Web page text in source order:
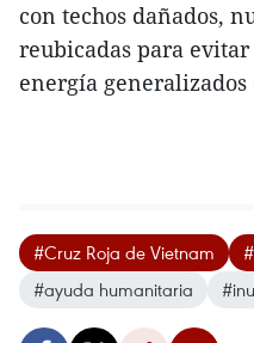
con techos dañados,
reubicadas para
energía generalizados
#Cruz Roja de Vietnam
#ayuda humanitaria